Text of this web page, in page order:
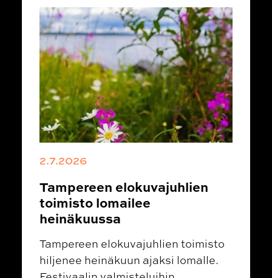
2.7.2026
Tampereen elokuvajuhlien
toimisto lomailee
heinäkuussa
Tampereen elokuvajuhlien toimisto
hiljenee heinäkuun ajaksi lomalle.